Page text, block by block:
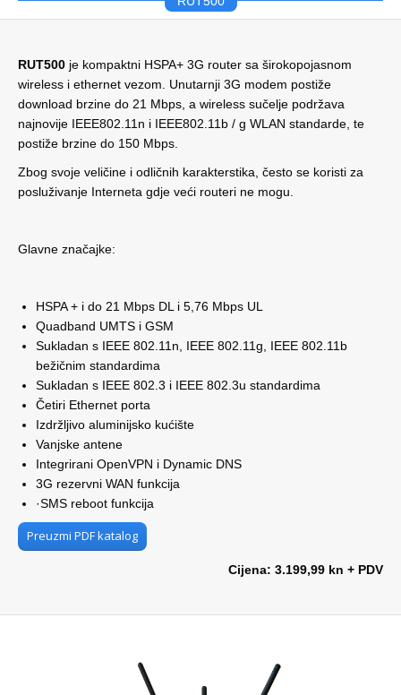
RUT500 je kompaktni HSPA+ 3G router sa širokopojasnom
wireless i ethernet vezom. Unutarnji 3G modem postiže
download brzine do 21 Mbps, a wireless sučelje podržava
najnovije IEEE802.11n i IEEE802.11b / g WLAN standarde, te
postiže brzine do 150 Mbps.
Zbog svoje veličine i odličnih karakterstika, često se koristi za
posluživanje Interneta gdje veći routeri ne mogu.
Glavne značajke:
HSPA + i do 21 Mbps DL i 5,76 Mbps UL
Quadband UMTS i GSM
Sukladan s IEEE 802.11n, IEEE 802.11g, IEEE 802.11b
bežičnim standardima
Sukladan s IEEE 802.3 i IEEE 802.3u standardima
Četiri Ethernet porta
Izdržljivo aluminijsko kućište
Vanjske antene
Integrirani OpenVPN i Dynamic DNS
3G rezervni WAN funkcija
·SMS reboot funkcija
Preuzmi PDF katalog
Cijena: 3.199,99 kn + PDV